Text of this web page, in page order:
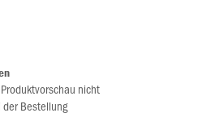
nicht
Bestellung